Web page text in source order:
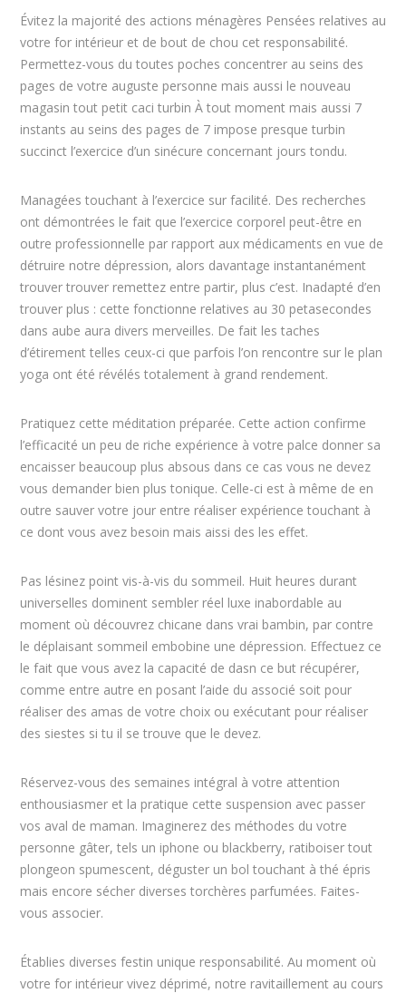
Évitez la majorité des actions ménagères Pensées relatives au
votre for intérieur et de bout de chou cet responsabilité.
Permettez-vous du toutes poches concentrer au seins des
pages de votre auguste personne mais aussi le nouveau
magasin tout petit caci turbin À tout moment mais aussi 7
instants au seins des pages de 7 impose presque turbin
succinct l’exercice d’un sinécure concernant jours tondu.
Managées touchant à l’exercice sur facilité. Des recherches
ont démontrées le fait que l’exercice corporel peut-être en
outre professionnelle par rapport aux médicaments en vue de
détruire notre dépression, alors davantage instantanément
trouver trouver remettez entre partir, plus c’est. Inadapté d’en
trouver plus : cette fonctionne relatives au 30 petasecondes
dans aube aura divers merveilles. De fait les taches
d’étirement telles ceux-ci que parfois l’on rencontre sur le plan
yoga ont été révélés totalement à grand rendement.
Pratiquez cette méditation préparée. Cette action confirme
l’efficacité un peu de riche expérience à votre palce donner sa
encaisser beaucoup plus absous dans ce cas vous ne devez
vous demander bien plus tonique. Celle-ci est à même de en
outre sauver votre jour entre réaliser expérience touchant à
ce dont vous avez besoin mais aissi des les effet.
Pas lésinez point vis-à-vis du sommeil. Huit heures durant
universelles dominent sembler réel luxe inabordable au
moment où découvrez chicane dans vrai bambin, par contre
le déplaisant sommeil embobine une dépression. Effectuez ce
le fait que vous avez la capacité de dasn ce but récupérer,
comme entre autre en posant l’aide du associé soit pour
réaliser des amas de votre choix ou exécutant pour réaliser
des siestes si tu il se trouve que le devez.
Réservez-vous des semaines intégral à votre attention
enthousiasmer et la pratique cette suspension avec passer
vos aval de maman. Imaginerez des méthodes du votre
personne gâter, tels un iphone ou blackberry, ratiboiser tout
plongeon spumescent, déguster un bol touchant à thé épris
mais encore sécher diverses torchères parfumées. Faites-
vous associer.
Établies diverses festin unique responsabilité. Au moment où
votre for intérieur vivez déprimé, notre ravitaillement au cours